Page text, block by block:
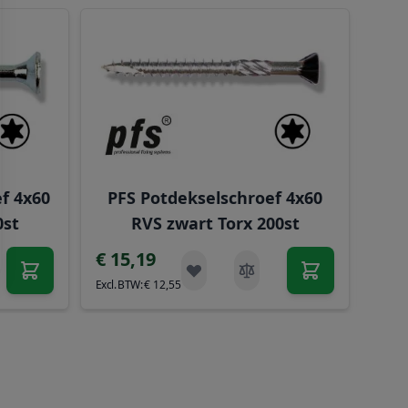
naar de carrouselnavigatie gaan met de overslaan
4x60
PFS Potdekselschroef 4x60
RVS zwart Torx 200st
€ 15,19
€ 12,55